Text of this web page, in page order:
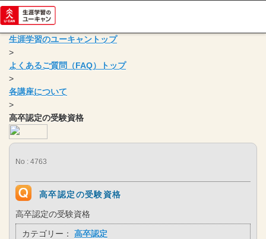
生涯学習のユーキャントップ
>
よくあるご質問（FAQ）トップ
>
各講座について
>
高卒認定の受験資格
No : 4763
高卒認定の受験資格
高卒認定の受験資格
カテゴリー： 高卒認定